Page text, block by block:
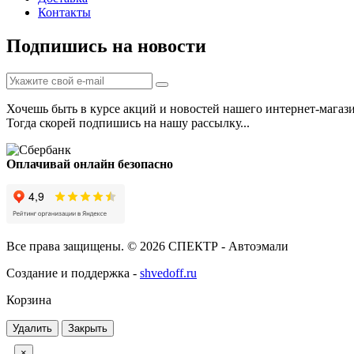
Контакты
Подпишись на новости
Хочешь быть в курсе акций и новостей нашего интернет-
Тогда скорей подпишись на нашу рассылку...
Оплачивай онлайн безопасно
Все права защищены. © 2026 СПЕКТР - Автоэмали
Создание и поддержка - shvedoff.ru
Корзина
Удалить Закрыть